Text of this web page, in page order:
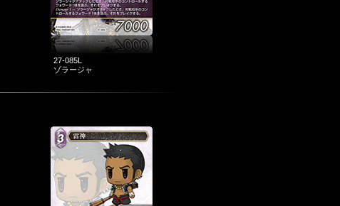
27-085L
ゾラージャ